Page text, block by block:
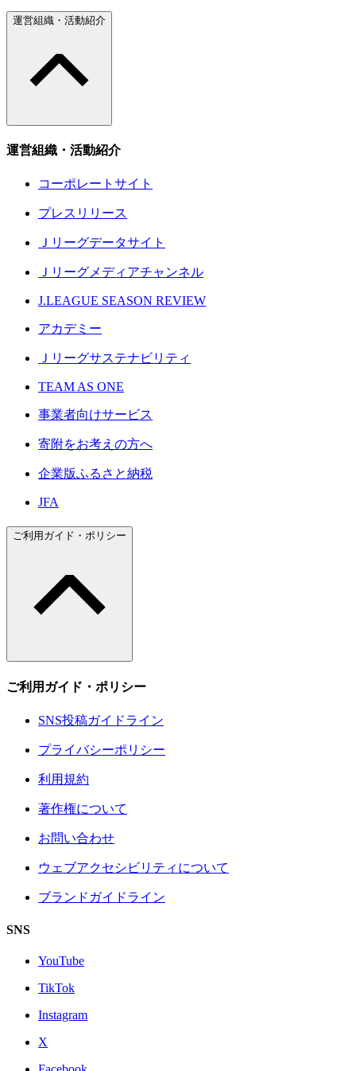
運営組織・活動紹介
運営組織・活動紹介
コーポレートサイト
プレスリリース
Ｊリーグデータサイト
Ｊリーグメディアチャンネル
J.LEAGUE SEASON REVIEW
アカデミー
Ｊリーグサステナビリティ
TEAM AS ONE
事業者向けサービス
寄附をお考えの方へ
企業版ふるさと納税
JFA
ご利用ガイド・ポリシー
ご利用ガイド・ポリシー
SNS投稿ガイドライン
プライバシーポリシー
利用規約
著作権について
お問い合わせ
ウェブアクセシビリティについて
ブランドガイドライン
SNS
YouTube
TikTok
Instagram
X